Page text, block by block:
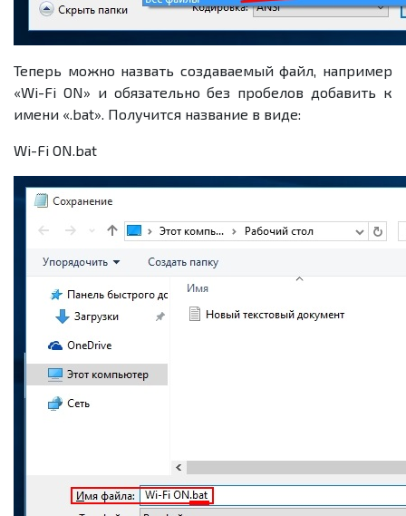
Теперь можно назвать создаваемый файл, например
«Wi-Fi ON» и обязательно без пробелов добавить к
имени «.bat». Получится название в виде:
Wi-Fi ON.bat